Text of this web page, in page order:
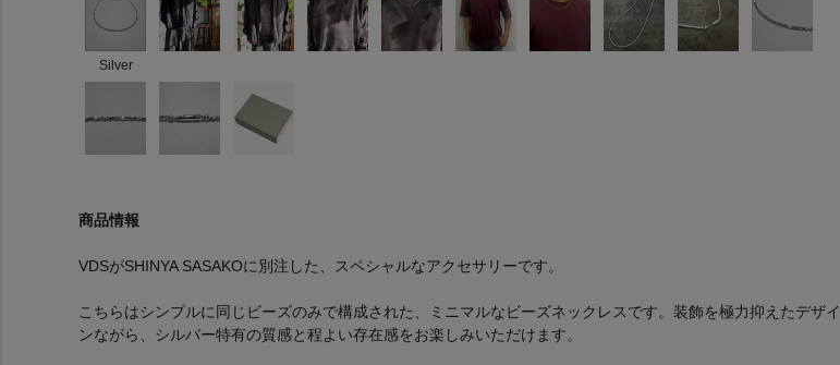
Silver
商品情報
VDSがSHINYA SASAKOに別注した、スペシャルなアクセサリーです。
こちらはシンプルに同じビーズのみで構成された、ミニマルなビーズネックレスです。装飾を極力抑えたデザイ
ンながら、シルバー特有の質感と程よい存在感をお楽しみいただけます。